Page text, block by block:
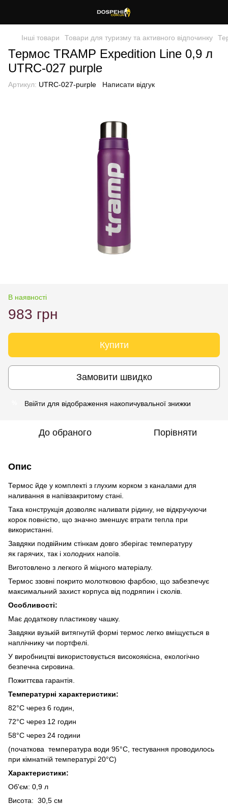
Інші товари Товари для туризму та активного відпочинку
Термос TRAMP Expedition Line 0,9 л
UTRC-027 purple
Артикул: UTRC-027-purple Написати відгук
В наявності
983 грн
Купити
Замовити швидко
Ввійти для відображення накопичувальної знижки
До обраного Порівняти
Опис
Термос йде у комплекті з глухим корком з каналами для
наливання в напівзакритому стані.
Така конструкція дозволяє наливати рідину, не відкручуючи
корок повністю, що значно зменшує втрати тепла при
використанні.
Завдяки подвійним стінкам довго зберігає температуру
як гарячих, так і холодних напоїв.
Виготовлено з легкого й міцного матеріалу.
Термос ззовні покрито молотковою фарбою, що забезпечує
максимальний захист корпуса від подряпин і сколів.
Особливості:
Має додаткову пластикову чашку.
Завдяки вузькій витягнутій формі термос легко вміщується в
наплічнику чи портфелі.
У виробництві використовується високоякісна, екологічно
безпечна сировина.
Пожиттєва гарантія.
Температурні характеристики:
82°С через 6 годин,
72°С через 12 годин
58°С через 24 години
(початкова температура води 95°C, тестування проводилось
при кімнатній температурі 20°C)
Характеристики:
Об'єм: 0,9 л
Висота: 30,5 см